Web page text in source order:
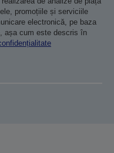
promoțiile și serviciile
electronică, pe baza
așa cum este descris în